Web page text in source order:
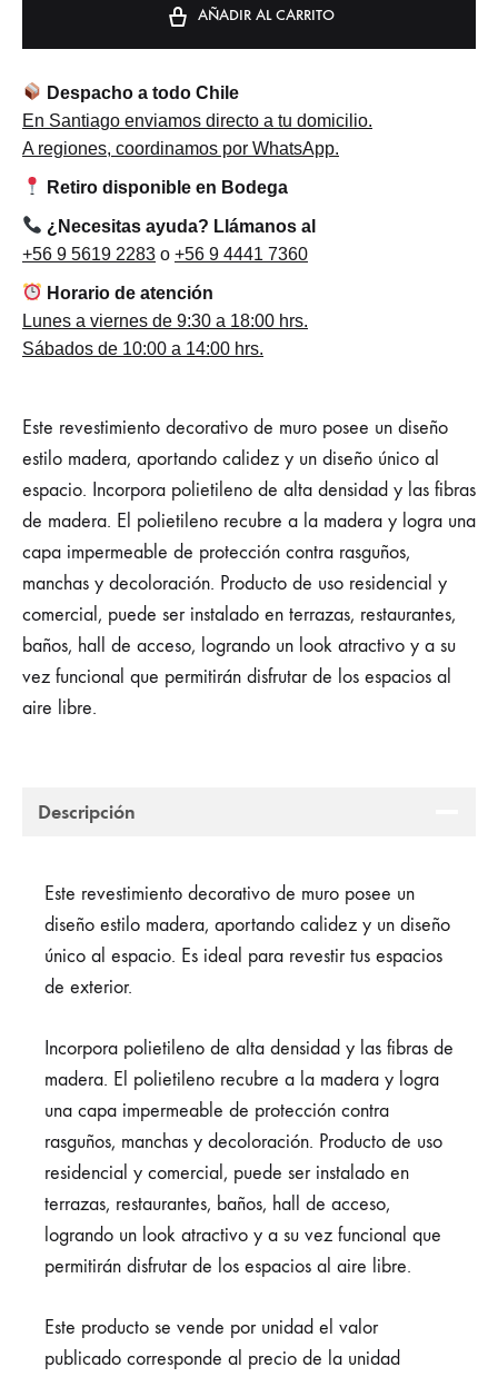
AÑADIR AL CARRITO
Despacho a todo Chile
En Santiago enviamos directo a tu domicilio.
A regiones, coordinamos por WhatsApp.
Retiro disponible en Bodega
¿Necesitas ayuda? Llámanos al
+56 9 5619 2283 o +56 9 4441 7360
Horario de atención
Lunes a viernes de 9:30 a 18:00 hrs.
Sábados de 10:00 a 14:00 hrs.
Este revestimiento decorativo de muro posee un diseño
estilo madera, aportando calidez y un diseño único al
espacio. Incorpora polietileno de alta densidad y las fibras
de madera. El polietileno recubre a la madera y logra una
capa impermeable de protección contra rasguños,
manchas y decoloración. Producto de uso residencial y
comercial, puede ser instalado en terrazas, restaurantes,
baños, hall de acceso, logrando un look atractivo y a su
vez funcional que permitirán disfrutar de los espacios al
aire libre.
Descripción
Este revestimiento decorativo de muro posee un
diseño estilo madera, aportando calidez y un diseño
único al espacio. Es ideal para revestir tus espacios
de exterior.
Incorpora polietileno de alta densidad y las fibras de
madera. El polietileno recubre a la madera y logra
una capa impermeable de protección contra
rasguños, manchas y decoloración. Producto de uso
residencial y comercial, puede ser instalado en
terrazas, restaurantes, baños, hall de acceso,
logrando un look atractivo y a su vez funcional que
permitirán disfrutar de los espacios al aire libre.
Este producto se vende por unidad el valor
publicado corresponde al precio de la unidad